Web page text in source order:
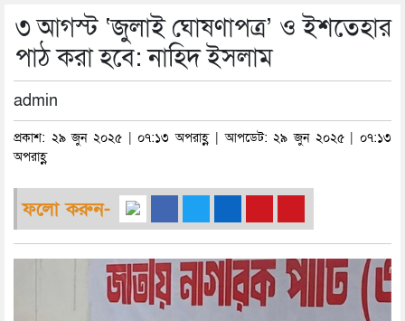
৩ আগস্ট ‘জুলাই ঘোষণাপত্র’ ও ইশতেহার
পাঠ করা হবে: নাহিদ ইসলাম
admin
প্রকাশ: ২৯ জুন ২০২৫ | ০৭:১৩ অপরাহ্ণ | আপডেট: ২৯ জুন ২০২৫ | ০৭:১৩
অপরাহ্ণ
ফলো করুন-